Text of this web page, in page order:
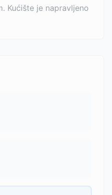
Kućište je napravljeno